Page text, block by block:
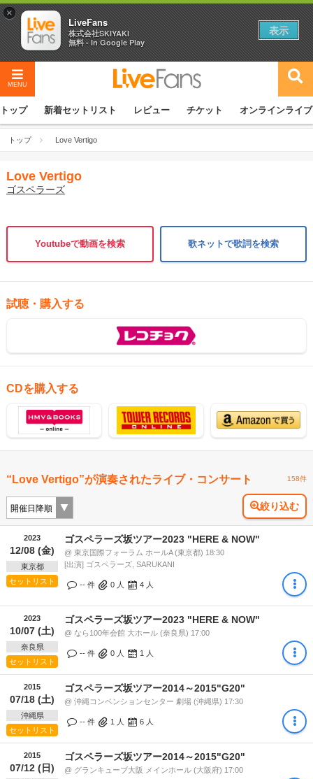
MENU
トップ 新着セットリスト レビュー チケット オンラインライブ
トップ Love Vertigo
Love Vertigo
ゴスペラーズ
Youtubeで動画を検索 歌ネットで歌詞を検索
試聴・購入する
CDを購入する
“Love Vertigo”が演奏されたライブ・コンサート 158件
絞り込む
2023
12/08 (金)
東京都
セットリスト
ゴスペラーズ坂ツアー2023 "HERE & NOW"
@ 東京国際フォーラム ホールA (東京都) 18:30
[出演] ゴスペラーズ, SARUKANI
-- 件 0 人 4 人
2023
10/07 (土)
奈良県
セットリスト
ゴスペラーズ坂ツアー2023 "HERE & NOW"
@ なら100年会館 大ホール (奈良県) 17:00
-- 件 0 人 1 人
2015
07/18 (土)
沖縄県
セットリスト
ゴスペラーズ坂ツアー2014～2015"G20"
@ 沖縄コンベンションセンター 劇場 (沖縄県) 17:30
-- 件 1 人 6 人
2015
07/12 (日)
ゴスペラーズ坂ツアー2014～2015"G20"
@ グランキューブ大阪 メインホール (大阪府) 17:00
×
LiveFans
株式会社SKIYAKI
無料 - In Google Play
表示